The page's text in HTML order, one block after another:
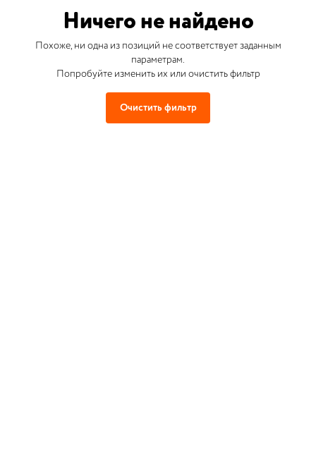
Ничего не найдено
Похоже, ни одна из позиций не соответствует заданным
параметрам.
Попробуйте изменить их или очистить фильтр
Очистить фильтр